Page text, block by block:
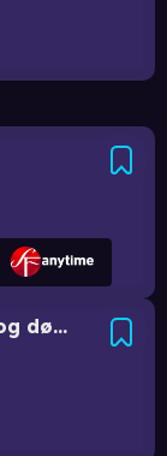
Maria Lang: Roser, kyss og døden